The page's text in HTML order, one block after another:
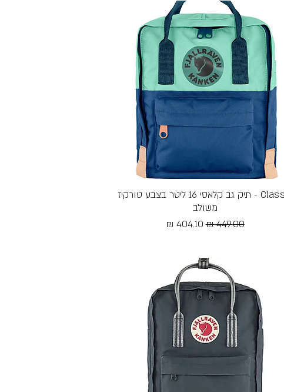
תצוגה מהירהClassic - תיק גב קלאסי 16 ליטר בצבע טורקיז
משולב
מחיר רגיל‏449.00 ‏₪ מחיר מבצע